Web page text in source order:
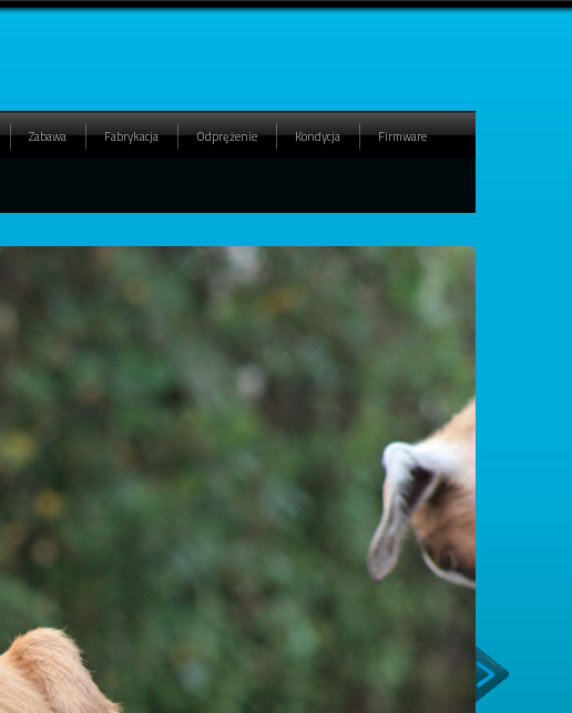
Zabawa Fabrykacja Odprężenie Kondycja Firmware